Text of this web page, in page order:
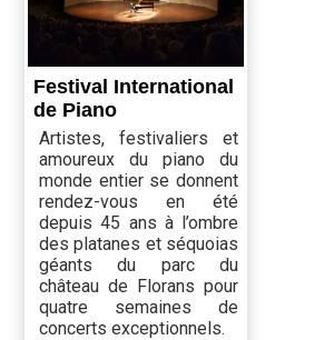
Festival International
de Piano
Artistes, festivaliers et
amoureux du piano du
monde entier se donnent
rendez-vous en été
depuis 45 ans à l’ombre
des platanes et séquoias
géants du parc du
château de Florans pour
quatre semaines de
concerts exceptionnels.